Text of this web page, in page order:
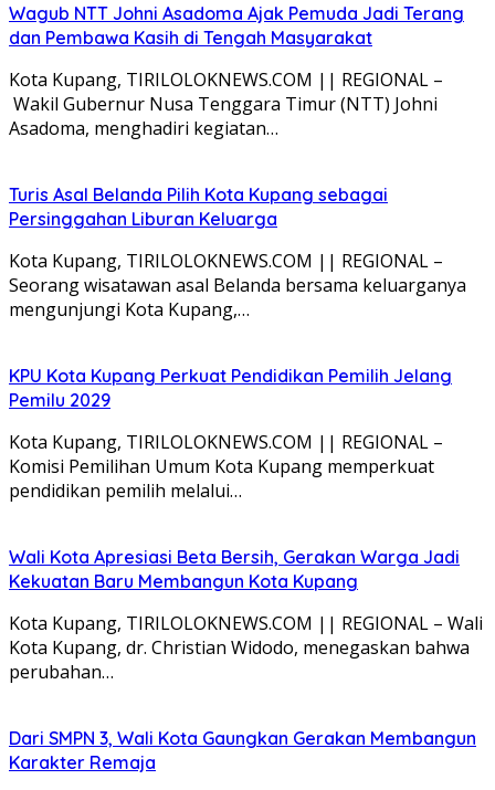
Wagub NTT Johni Asadoma Ajak Pemuda Jadi Terang
dan Pembawa Kasih di Tengah Masyarakat
Kota Kupang, TIRILOLOKNEWS.COM || REGIONAL –
Wakil Gubernur Nusa Tenggara Timur (NTT) Johni
Asadoma, menghadiri kegiatan…
Turis Asal Belanda Pilih Kota Kupang sebagai
Persinggahan Liburan Keluarga
Kota Kupang, TIRILOLOKNEWS.COM || REGIONAL –
Seorang wisatawan asal Belanda bersama keluarganya
mengunjungi Kota Kupang,…
KPU Kota Kupang Perkuat Pendidikan Pemilih Jelang
Pemilu 2029
Kota Kupang, TIRILOLOKNEWS.COM || REGIONAL –
Komisi Pemilihan Umum Kota Kupang memperkuat
pendidikan pemilih melalui…
Wali Kota Apresiasi Beta Bersih, Gerakan Warga Jadi
Kekuatan Baru Membangun Kota Kupang
Kota Kupang, TIRILOLOKNEWS.COM || REGIONAL – Wali
Kota Kupang, dr. Christian Widodo, menegaskan bahwa
perubahan…
Dari SMPN 3, Wali Kota Gaungkan Gerakan Membangun
Karakter Remaja